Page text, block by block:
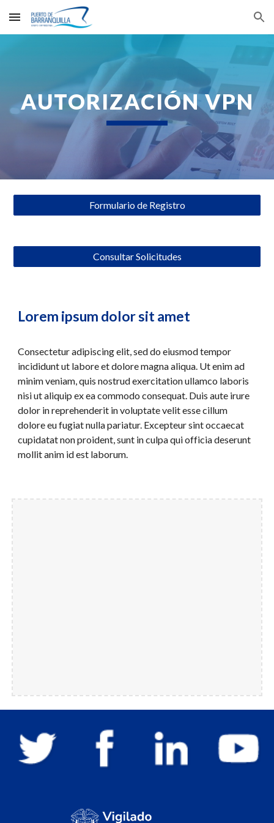
Skip to main content Skip to navigation
AUTORIZACIÓN VPN
Formulario de Registro
Consultar Solicitudes
Lorem ipsum dolor sit amet
Consectetur adipiscing elit, sed do eiusmod tempor
incididunt ut labore et dolore magna aliqua. Ut enim ad
minim veniam, quis nostrud exercitation ullamco laboris
nisi ut aliquip ex ea commodo consequat. Duis aute irure
dolor in reprehenderit in voluptate velit esse cillum
dolore eu fugiat nulla pariatur. Excepteur sint occaecat
cupidatat non proident, sunt in culpa qui officia deserunt
mollit anim id est laborum.